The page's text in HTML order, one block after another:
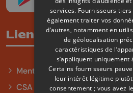
Liens utiles
Mentions légales
CSA
services. Fournisseurs tiers
également traiter vos
d’autres, notamment en
de géolocalisation
caractéristiques de
s’appliquent uniquement
Certains fournisseurs
leur intérêt légitime
consentement ; vous avez